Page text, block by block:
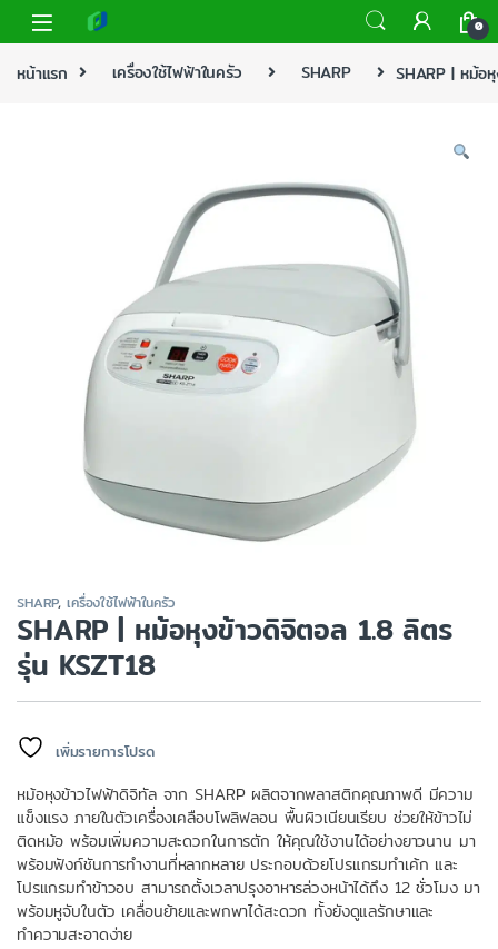
0
หน้าแรก เครื่องใช้ไฟฟ้าในครัว SHARP SHARP | หม้อ
SHARP,เครื่องใช้ไฟฟ้าในครัว
SHARP | หม้อหุงข้าวดิจิตอล 1.8 ลิตร
รุ่น KSZT18
เพิ่มรายการโปรด
หม้อหุงข้าวไฟฟ้าดิจิทัล จาก SHARP ผลิตจากพลาสติกคุณภาพดี มีความ
แข็งแรง ภายในตัวเครื่องเคลือบโพลิฟลอน พื้นผิวเนียนเรียบ ช่วยให้ข้าวไม่
ติดหม้อ พร้อมเพิ่มความสะดวกในการตัก ให้คุณใช้งานได้อย่างยาวนาน มา
พร้อมฟังก์ชันการทำงานที่หลากหลาย ประกอบด้วยโปรแกรมทำเค้ก และ
โปรแกรมทำข้าวอบ สามารถตั้งเวลาปรุงอาหารล่วงหน้าได้ถึง 12 ชั่วโมง มา
พร้อมหูจับในตัว เคลื่อนย้ายและพกพาได้สะดวก ทั้งยังดูแลรักษาและ
ทำความสะอาดง่าย